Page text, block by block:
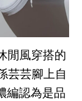
閒風穿搭的
芸芸腳上自
編認為是品